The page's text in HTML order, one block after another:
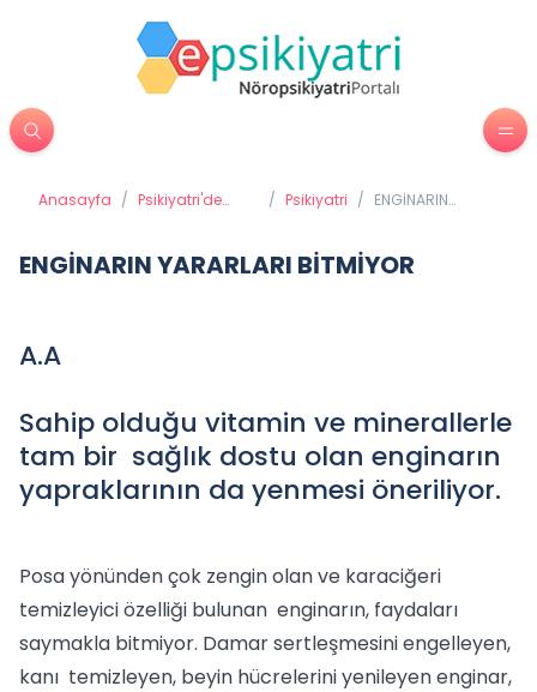
Anasayfa / Psikiyatri'de
/ Psikiyatri / ENGİNARIN
ENGİNARIN YARARLARI BİTMİYOR
A.A
Sahip olduğu vitamin ve minerallerle
tam bir sağlık dostu olan enginarın
yapraklarının da yenmesi öneriliyor.
Posa yönünden çok zengin olan ve karaciğeri
temizleyici özelliği bulunan enginarın, faydaları
saymakla bitmiyor. Damar sertleşmesini engelleyen,
kanı temizleyen, beyin hücrelerini yenileyen enginar,